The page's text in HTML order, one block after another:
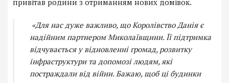
привітав родини з отриманням нових домівок.
«Для нас дуже важливо, що Королівство Данія є
надійним партнером Миколаївщини. Її підтримка
відчувається у відновленні громад, розвитку
інфраструктури та допомозі людям, які
постраждали від війни. Бажаю, щоб ці будинки